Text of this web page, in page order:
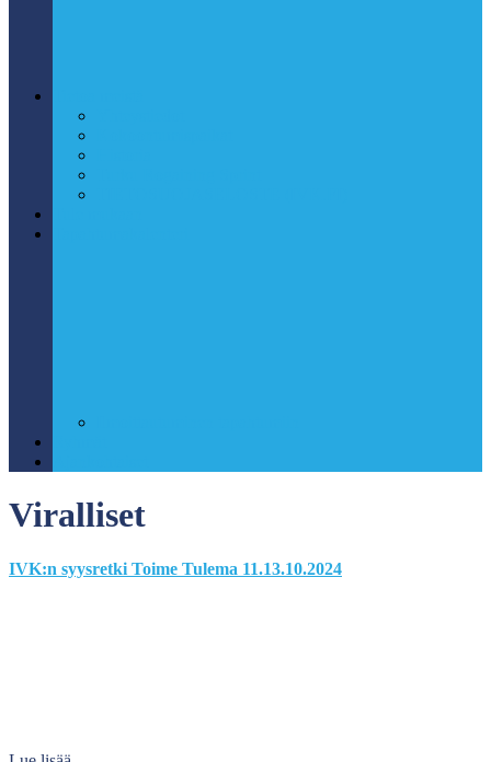
Viralliset
IVK:n syysretki Toime Tulema 11.13.10.2024